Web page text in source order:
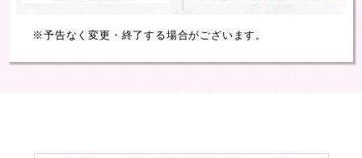
※予告なく変更・終了する場合がございます。